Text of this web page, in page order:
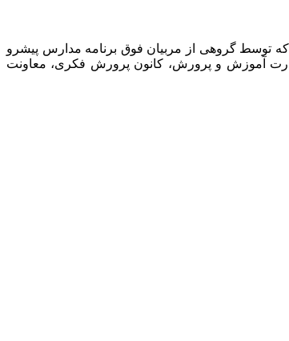
توسط گروهی از مربیان فوق برنامه مدارس پیشرو
آموزش و پرورش، کانون پرورش فکری، معاونت